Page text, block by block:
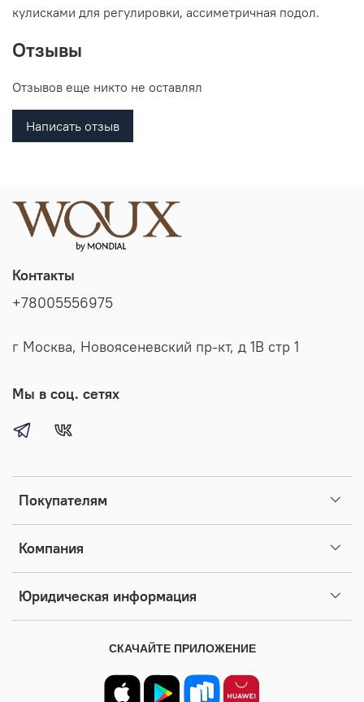
кулисками для регулировки, ассиметричная подол.
Отзывы
Отзывов еще никто не оставлял
Написать отзыв
Покупателям
Компания
Юридическая информация
Контакты
+78005556975
г Москва, Новоясеневский пр-кт, д 1В стр 1
Мы в соц. сетях
СКАЧАЙТЕ ПРИЛОЖЕНИЕ